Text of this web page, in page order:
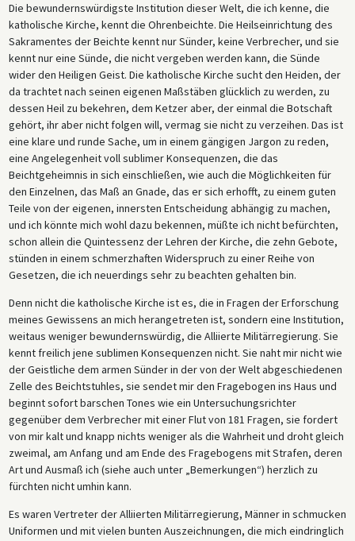
Die bewundernswürdigste Institution dieser Welt, die ich kenne, die
katholische Kirche, kennt die Ohrenbeichte. Die Heilseinrichtung des
Sakramentes der Beichte kennt nur Sünder, keine Verbrecher, und sie
kennt nur eine Sünde, die nicht vergeben werden kann, die Sünde
wider den Heiligen Geist. Die katholische Kirche sucht den Heiden, der
da trachtet nach seinen eigenen Maßstäben glücklich zu werden, zu
dessen Heil zu bekehren, dem Ketzer aber, der einmal die Botschaft
gehört, ihr aber nicht folgen will, vermag sie nicht zu verzeihen. Das ist
eine klare und runde Sache, um in einem gängigen Jargon zu reden,
eine Angelegenheit voll sublimer Konsequenzen, die das
Beichtgeheimnis in sich einschließen, wie auch die Möglichkeiten für
den Einzelnen, das Maß an Gnade, das er sich erhofft, zu einem guten
Teile von der eigenen, innersten Entscheidung abhängig zu machen,
und ich könnte mich wohl dazu bekennen, müßte ich nicht befürchten,
schon allein die Quintessenz der Lehren der Kirche, die zehn Gebote,
stünden in einem schmerzhaften Widerspruch zu einer Reihe von
Gesetzen, die ich neuerdings sehr zu beachten gehalten bin.
Denn nicht die katholische Kirche ist es, die in Fragen der Erforschung
meines Gewissens an mich herangetreten ist, sondern eine Institution,
weitaus weniger bewundernswürdig, die Alliierte Militärregierung. Sie
kennt freilich jene sublimen Konsequenzen nicht. Sie naht mir nicht wie
der Geistliche dem armen Sünder in der von der Welt abgeschiedenen
Zelle des Beichtstuhles, sie sendet mir den Fragebogen ins Haus und
beginnt sofort barschen Tones wie ein Untersuchungsrichter
gegenüber dem Verbrecher mit einer Flut von 181 Fragen, sie fordert
von mir kalt und knapp nichts weniger als die Wahrheit und droht gleich
zweimal, am Anfang und am Ende des Fragebogens mit Strafen, deren
Art und Ausmaß ich (siehe auch unter „Bemerkungen“) herzlich zu
fürchten nicht umhin kann.
Es waren Vertreter der Alliierten Militärregierung, Männer in schmucken
Uniformen und mit vielen bunten Auszeichnungen, die mich eindringlich